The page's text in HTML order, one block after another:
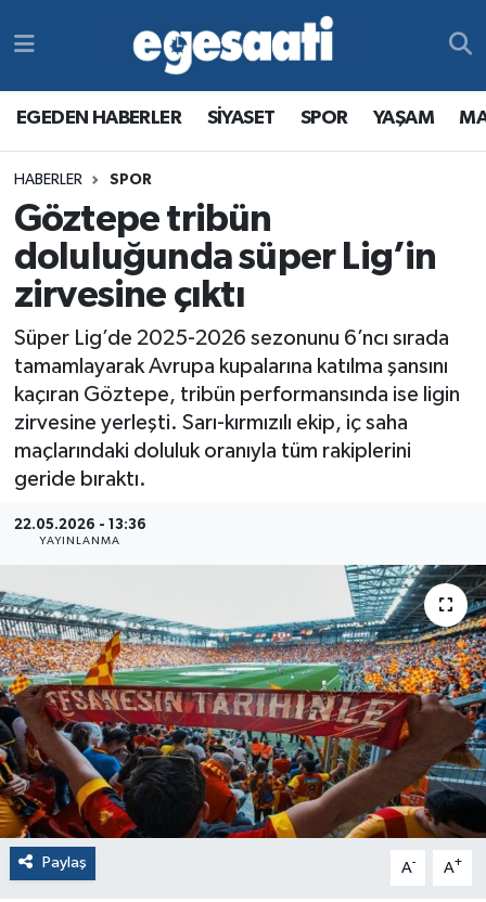
EGEDEN HABERLER SİYASET SPOR YAŞAM
HABERLER SPOR
Göztepe tribün
doluluğunda süper Lig’in
zirvesine çıktı
Süper Lig’de 2025-2026 sezonunu 6’ncı sırada
tamamlayarak Avrupa kupalarına katılma şansını
kaçıran Göztepe, tribün performansında ise ligin
zirvesine yerleşti. Sarı-kırmızılı ekip, iç saha
maçlarındaki doluluk oranıyla tüm rakiplerini
geride bıraktı.
22.05.2026 - 13:36
YAYINLANMA
Paylaş A- A+
MAGAZİN
RESMİ REKLAMLAR
YAŞAM
MAGAZİN
RESMİ REKLAMLAR
Egemax TV
Tüm Manşetler
Son Dakika Haberleri
Haber Arşivi